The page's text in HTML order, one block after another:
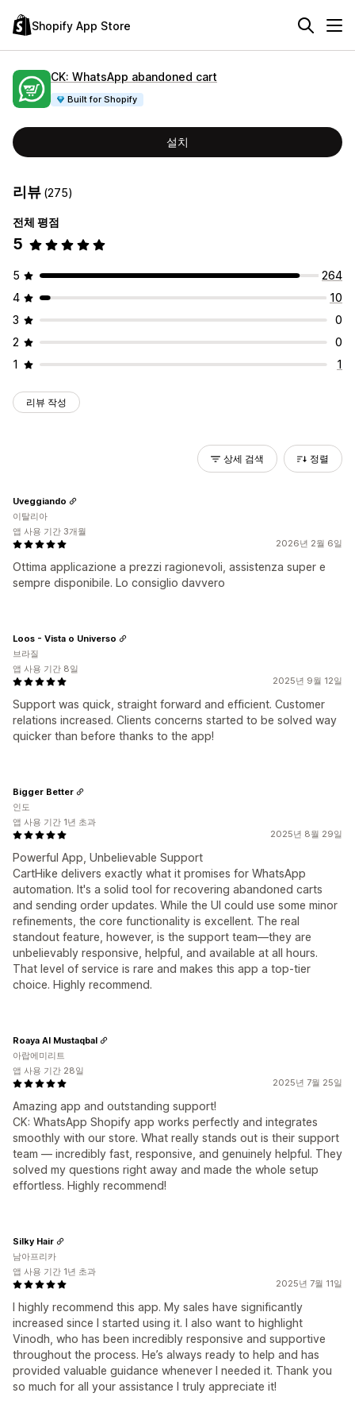
Shopify App Store
CK: WhatsApp abandoned cart
Built for Shopify
설치
리뷰 (275)
전체 평점
5
5
264
4
10
3
0
2
0
1
1
리뷰 작성
상세 검색 정렬
2026년 2월 6일
Ottima applicazione a prezzi ragionevoli, assistenza super e
sempre disponibile. Lo consiglio davvero
Uveggiando
이탈리아
앱 사용 기간 3개월
2025년 9월 12일
Support was quick, straight forward and efficient. Customer
relations increased. Clients concerns started to be solved way
quicker than before thanks to the app!
Loos - Vista o Universo
브라질
앱 사용 기간 8일
2025년 8월 29일
Powerful App, Unbelievable Support
CartHike delivers exactly what it promises for WhatsApp
automation. It's a solid tool for recovering abandoned carts
and sending order updates. While the UI could use some minor
refinements, the core functionality is excellent. The real
standout feature, however, is the support team—they are
unbelievably responsive, helpful, and available at all hours.
That level of service is rare and makes this app a top-tier
choice. Highly recommend.
Bigger Better
인도
앱 사용 기간 1년 초과
2025년 7월 25일
Amazing app and outstanding support!
CK: WhatsApp Shopify app works perfectly and integrates
smoothly with our store. What really stands out is their support
team — incredibly fast, responsive, and genuinely helpful. They
solved my questions right away and made the whole setup
effortless. Highly recommend!
Roaya Al Mustaqbal
아랍에미리트
앱 사용 기간 28일
2025년 7월 11일
I highly recommend this app. My sales have significantly
increased since I started using it. I also want to highlight
Vinodh, who has been incredibly responsive and supportive
throughout the process. He’s always ready to help and has
provided valuable guidance whenever I needed it. Thank you
so much for all your assistance I truly appreciate it!
Silky Hair
남아프리카
앱 사용 기간 1년 초과